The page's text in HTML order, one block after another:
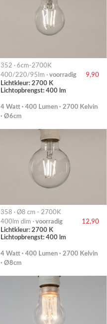
352 · 6cm-2700K
400/220/95lm · voorradig
9,90
Lichtkleur: 2700 K
Lichtopbrengst: 400 lm
4 Watt · 400 Lumen · 2700 Kelvin
· Ø6cm
358 · Ø8 cm - 2700K
400lm dim · voorradig
12,90
Lichtkleur: 2700 K
Lichtopbrengst: 400 lm
4 Watt · 400 Lumen · 2700 Kelvin
· Ø8cm